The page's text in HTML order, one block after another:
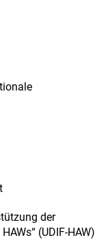
der
(UDIF-HAW)